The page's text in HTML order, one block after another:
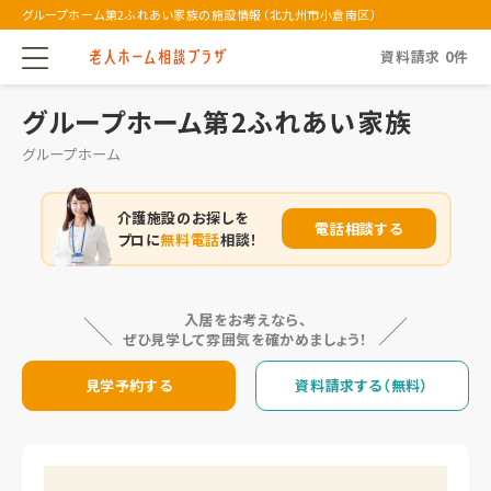
グループホーム第2ふれあい家族の施設情報（北九州市小倉南区）
資料請求 0件
グループホーム第2ふれあい家族
グループホーム
介護施設のお探しを
プロに無料電話相談！
電話相談する
入居をお考えなら、
ぜひ見学して雰囲気を確かめましょう！
見学予約する 資料請求する（無料）